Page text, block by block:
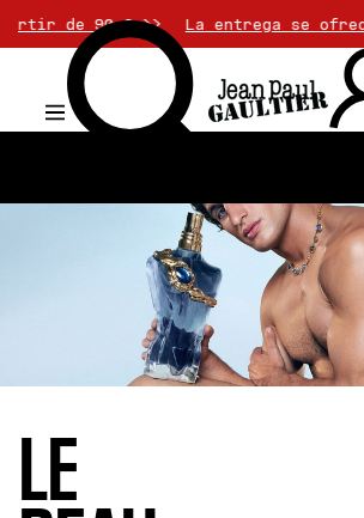
>> La entrega se ofrece a partir
LE